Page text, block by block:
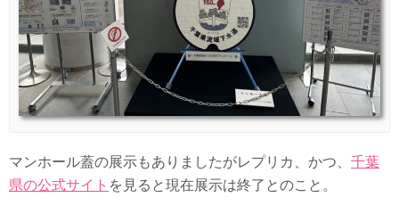
マンホール蓋の展示もありましたがレプリカ、かつ、 千葉
県の公式サイト を見ると現在展示は終了とのこと。